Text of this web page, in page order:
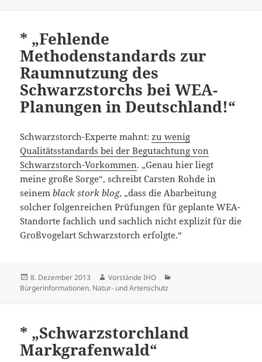
* „Fehlende
Methodenstandards zur
Raumnutzung des
Schwarzstorchs bei WEA-
Planungen in Deutschland!“
Schwarzstorch-Experte mahnt:zu wenig
Qualitätsstandards bei der Begutachtung von
Schwarzstorch-Vorkommen. „Genau hier liegt
meine große Sorge“, schreibt Carsten Rohde in
seinemblack stork blog, „dass die Abarbeitung
solcher folgenreichen Prüfungen für geplante WEA-
Standorte fachlich und sachlich nicht explizit für die
Großvogelart Schwarzstorch erfolgte.“
Veröffentlicht
am
8. Dezember 2013 Autor
Vorstände IHO
Bürgerinformationen, Natur- und Artenschutz
* „Schwarzstorchland
Markgrafenwald“